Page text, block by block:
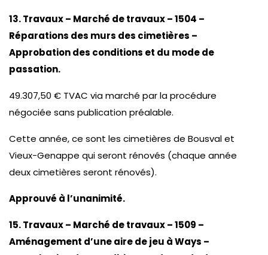
13. Travaux – Marché de travaux – 1504 –
Réparations des murs des cimetières –
Approbation des conditions et du mode de
passation.
49.307,50 € TVAC via marché par la procédure
négociée sans publication préalable.
Cette année, ce sont les cimetières de Bousval et
Vieux-Genappe qui seront rénovés (chaque année
deux cimetières seront rénovés).
Approuvé à l’unanimité.
15. Travaux – Marché de travaux – 1509 –
Aménagement d’une aire de jeu à Ways –